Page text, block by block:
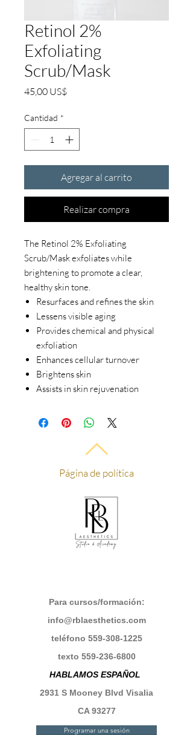
Retinol 2%
Exfoliating
Scrub/Mask
45,00 US$Precio
Cantidad *
Agregar al carrito
Realizar compra
The Retinol 2% Exfoliating
Scrub/Mask exfoliates while
brightening to promote a clear,
healthy skin tone.
Resurfaces and refines the skin
Lessens visible aging
Provides chemical and physical
exfoliation
Enhances cellular turnover
Brightens skin
Assists in skin rejuvenation
Página de política
Para cursos/formación:
info@rblaesthetics.com
teléfono 559-308-1225
texto 559-236-6800
HABLAMOS ESPAÑOL
2931 S Mooney Blvd Visalia
CA 93277
Programar una sesión